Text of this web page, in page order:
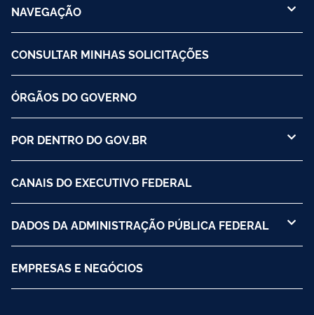
NAVEGAÇÃO
CONSULTAR MINHAS SOLICITAÇÕES
ÓRGÃOS DO GOVERNO
POR DENTRO DO GOV.BR
CANAIS DO EXECUTIVO FEDERAL
DADOS DA ADMINISTRAÇÃO PÚBLICA FEDERAL
EMPRESAS E NEGÓCIOS